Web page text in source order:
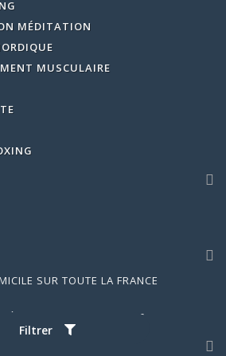
Filtrer
MÉDITATION
MUSCULAIRE
SUR TOUTE LA FRANCE
AVIS